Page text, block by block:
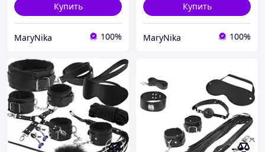
Купить
MaryNika 100%
Купить
MaryNika 100%